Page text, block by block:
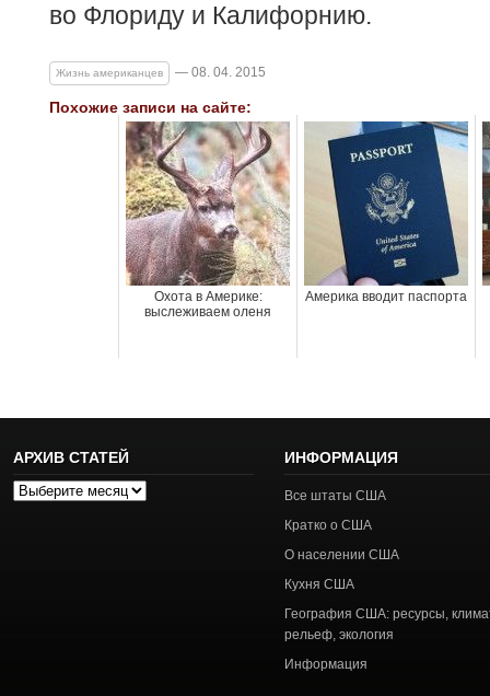
во Флориду и Калифорнию.
Жизнь американцев — 08. 04. 2015
Похожие записи на сайте:
Охота в Америке:
выслеживаем оленя
Америка вводит паспорта
АРХИВ СТАТЕЙ
Архив
ИНФОРМАЦИЯ
Все штаты США
Кратко о США
О населении США
Кухня США
География США: ресурсы,
рельеф, экология
Информация